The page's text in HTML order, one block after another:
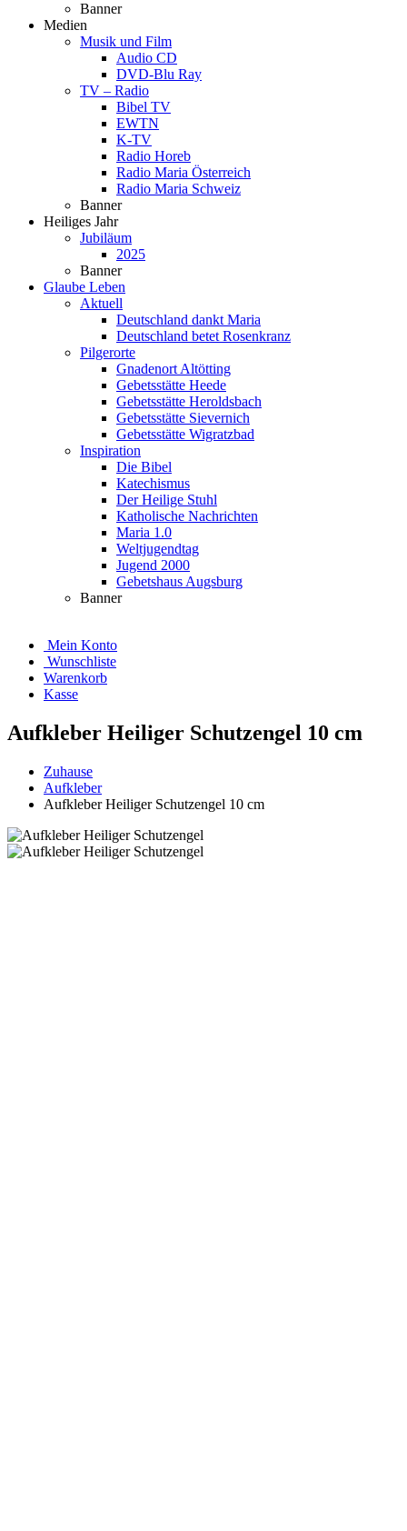
Banner
Medien
Musik und Film
Audio CD
DVD-Blu Ray
TV – Radio
Bibel TV
EWTN
K-TV
Radio Horeb
Radio Maria Österreich
Radio Maria Schweiz
Banner
Heiliges Jahr
Jubiläum
2025
Banner
Glaube Leben
Aktuell
Deutschland dankt Maria
Deutschland betet Rosenkranz
Pilgerorte
Gnadenort Altötting
Gebetsstätte Heede
Gebetsstätte Heroldsbach
Gebetsstätte Sievernich
Gebetsstätte Wigratzbad
Inspiration
Die Bibel
Katechismus
Der Heilige Stuhl
Katholische Nachrichten
Maria 1.0
Weltjugendtag
Jugend 2000
Gebetshaus Augsburg
Banner
Mein Konto
Wunschliste
Warenkorb
Kasse
Aufkleber Heiliger Schutzengel 10 cm
Zuhause
Aufkleber
Aufkleber Heiliger Schutzengel 10 cm